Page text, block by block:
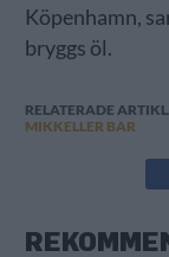
Köpenhamn,
bryggs öl.
RELATERADE
MIKKELLER BAR